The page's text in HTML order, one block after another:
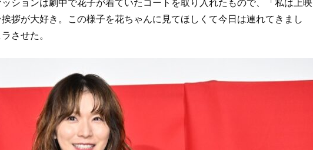
ションは劇中で花子が着ていたコートを取り入れたもので、「私は上映
拶が大好き。この様子を花ちゃんに見てほしくて今日は連れてきまし
させた。